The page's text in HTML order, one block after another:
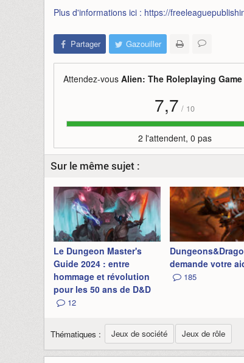
Plus d'informations ici : https://
Partager Gazouiller
Attendez-vous Alien: The Roleplaying Game
7,7 / 10
2 l'attendent, 0 pas
Sur le même sujet :
Le Dungeon Master's
Guide 2024 : entre
hommage et révolution
pour les 50 ans de D&D
12
demande votre
185
Thématiques : Jeux de société Jeux de rôle